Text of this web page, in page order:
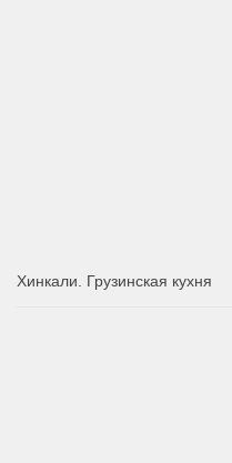
Хинкали. Грузинская кухня